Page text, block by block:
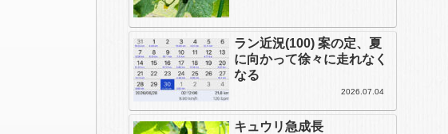
ラン近況(100) 案の定、夏
に向かって徐々に走れなく
なる
2026.07.04
キュウリ急成長